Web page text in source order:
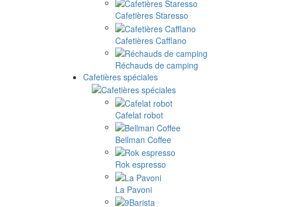
Cafetières Staresso
Cafetières Cafflano
Réchauds de camping
Cafetières spéciales
Cafelat robot
Bellman Coffee
Rok espresso
La Pavoni